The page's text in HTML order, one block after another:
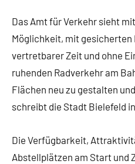
Das Amt für Verkehr sieht
Möglichkeit, mit
vertretbarer Zeit und ohne
ruhenden Radverkehr am
Flächen neu zu gestalten
schreibt die Stadt Bielefeld
Die Verfügbarkeit,
Abstellplätzen am Start und